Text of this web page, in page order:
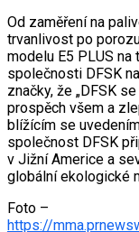
Od zaměření na
trvanlivost po
modelu E5 PLUS na
společnosti DFSK
značky, že „DFSK
prospěch všem a
blížícím se
společnost DFSK
v Jižní Americe a
globální ekologické
Foto –
https://